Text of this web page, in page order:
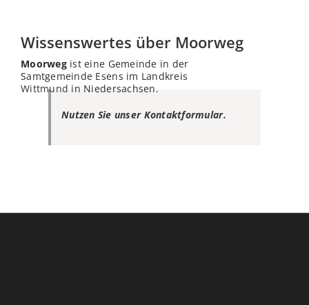
Wissenswertes über Moorweg
Moorwegist eine Gemeinde in der
Samtgemeinde Esens im Landkreis
Wittmund in Niedersachsen.
Nutzen Sie unser Kontaktformular.